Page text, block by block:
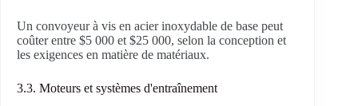
Un convoyeur à vis en acier inoxydable de base peut
coûter entre $5 000 et $25 000, selon la conception et
les exigences en matière de matériaux.
3.3. Moteurs et systèmes d'entraînement